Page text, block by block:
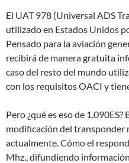
El UAT 978 (Universal ADS
utilizado en Estados Unidos
Pensado para la aviación
recibirá de manera gratuita
caso del resto del mundo
con los requisitos OACI y
Pero ¿qué es eso de 1.090ES?
modificación del transponder
actualmente. Cómo el
Mhz., difundiendo